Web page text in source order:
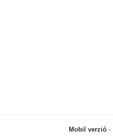
Mobil verzió-